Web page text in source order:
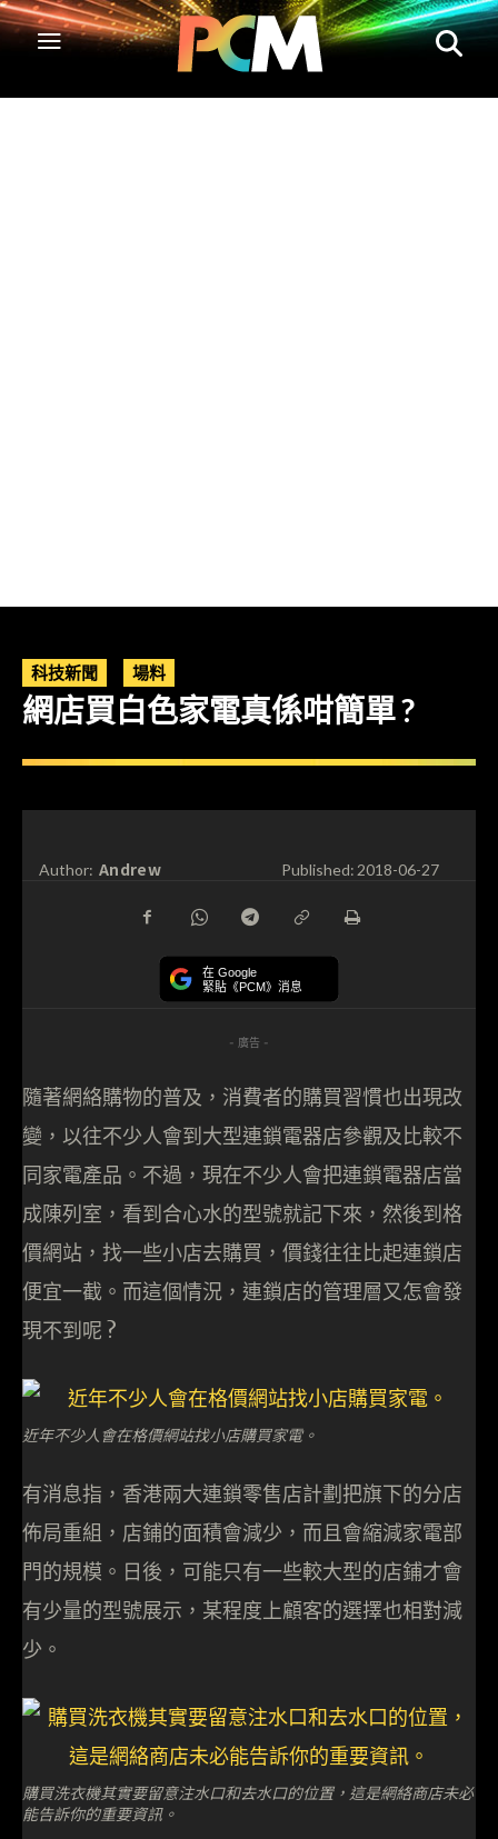
科技新聞 場料
網店買白色家電真係咁簡單 ?
Author: Andrew Published:2018-06-27
在 Google
緊貼《PCM》消息
- 廣告 -
隨著網絡購物的普及，消費者的購買習慣也出現改
變，以往不少人會到大型連鎖電器店參觀及比較不
同家電產品。不過，現在不少人會把連鎖電器店當
成陳列室，看到合心水的型號就記下來，然後到格
價網站，找一些小店去購買，價錢往往比起連鎖店
便宜一截。而這個情況，連鎖店的管理層又怎會發
現不到呢 ?
近年不少人會在格價網站找小店購買家電。
有消息指，香港兩大連鎖零售店計劃把旗下的分店
佈局重組，店鋪的面積會減少，而且會縮減家電部
門的規模。日後，可能只有一些較大型的店鋪才會
有少量的型號展示，某程度上顧客的選擇也相對減
少。
購買洗衣機其實要留意注水口和去水口的位置，這是網絡商店未必
能告訴你的重要資訊。